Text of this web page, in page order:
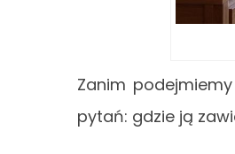
Zanim
pytań: gdzie ją